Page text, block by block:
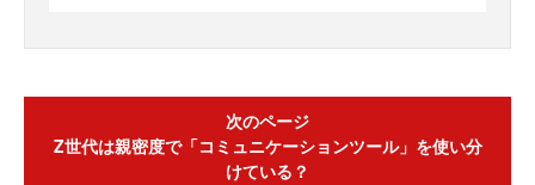
次のページ
Z世代は親密度で「コミュニケーションツール」を使い分
けている？